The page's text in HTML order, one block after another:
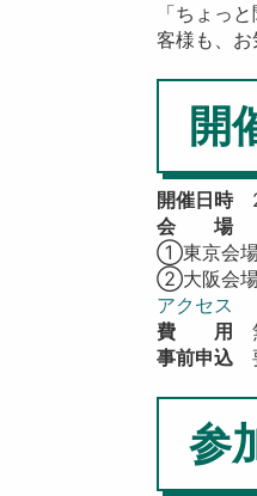
「ちょっ
客様も、お
開
開催日時
会 場
①東京会場
②大阪会場
アクセス
費 用
事前申込
参